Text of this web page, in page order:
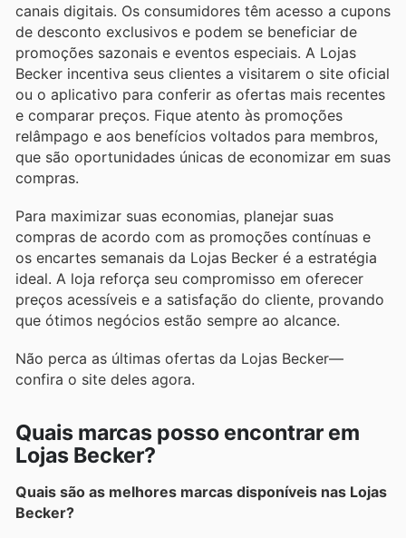
canais digitais. Os consumidores têm acesso a cupons
de desconto exclusivos e podem se beneficiar de
promoções sazonais e eventos especiais. A Lojas
Becker incentiva seus clientes a visitarem o site oficial
ou o aplicativo para conferir as ofertas mais recentes
e comparar preços. Fique atento às promoções
relâmpago e aos benefícios voltados para membros,
que são oportunidades únicas de economizar em suas
compras.
Para maximizar suas economias, planejar suas
compras de acordo com as promoções contínuas e
os encartes semanais da Lojas Becker é a estratégia
ideal. A loja reforça seu compromisso em oferecer
preços acessíveis e a satisfação do cliente, provando
que ótimos negócios estão sempre ao alcance.
Não perca as últimas ofertas da Lojas Becker—
confira o site deles agora.
Quais marcas posso encontrar em
Lojas Becker?
Quais são as melhores marcas disponíveis nas Lojas
Becker?